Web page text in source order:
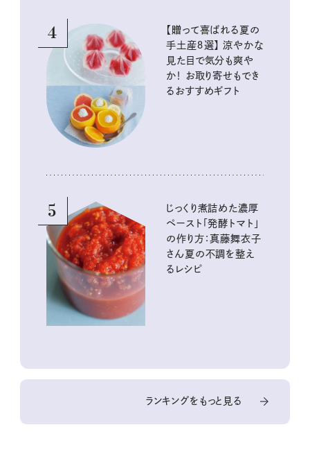
4
【贈って喜ばれる夏の
手土産８選】 涼やかな
見た目で気分も爽や
か！ お取り寄せもでき
るおすすめギフト
5
じっくり煮詰めた濃厚
ペースト「発酵トマト」
の作り方：真藤舞衣子
さん夏の不調を整え
るレシピ
ランキングをもっと見る